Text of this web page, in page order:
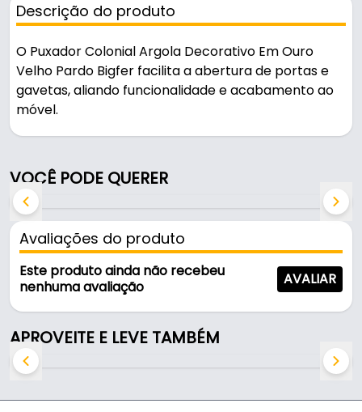
Descrição do produto
O Puxador Colonial Argola Decorativo Em Ouro
Velho Pardo Bigfer facilita a abertura de portas e
gavetas, aliando funcionalidade e acabamento ao
móvel.
Fabricado em Aço com acabamento ouro velho, é
resistente e durável no uso diário. A fixação é feita
por 1 furo (parafuso não incluso).
Características:
- Marca: Bigfer
- Acabamento: Ouro Velho
- Comprimento: 70 mm
- Fixação: 1 Furo (parafuso não incluso)
VOCÊ PODE QUERER
Avaliações do produto
Este produto ainda não recebeu
nenhuma avaliação
AVALIAR
APROVEITE E LEVE TAMBÉM